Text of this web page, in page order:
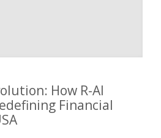
How R-AI
Financial